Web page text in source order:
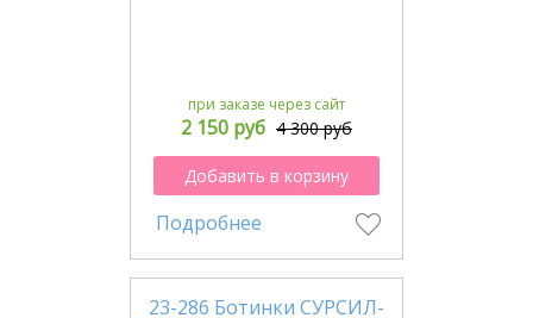
при заказе через сайт
2 150 руб 4 300 руб
Добавить в корзину
Подробнее
23-286 Ботинки СУРСИЛ-